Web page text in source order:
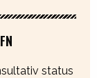
status